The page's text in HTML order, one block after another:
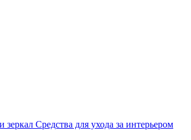
зеркал Средства для ухода за интерьером